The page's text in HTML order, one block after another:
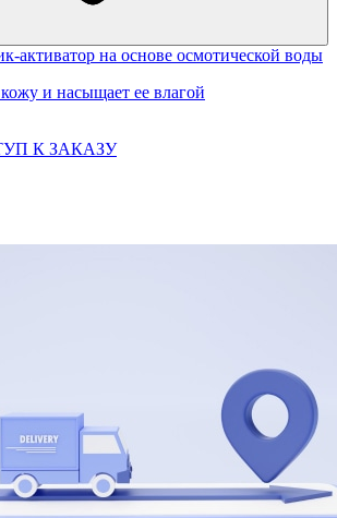
активатор на основе осмотической воды
и насыщает ее влагой
К ЗАКАЗУ